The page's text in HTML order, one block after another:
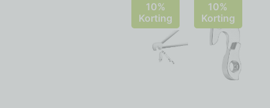
10%
Korting
10%
Korting